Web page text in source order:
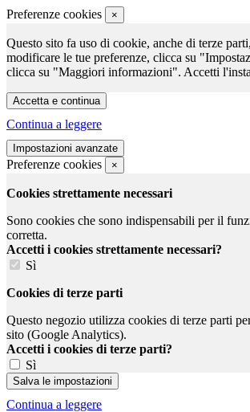
Preferenze cookies ×
Questo sito fa uso di cookie, anche di terze
modificare le tue preferenze, clicca su
clicca su "Maggiori informazioni". Accetti
Continua a leggere
Preferenze cookies ×
Cookies strettamente necessari
Sono cookies che sono indispensabili per il
corretta.
Accetti i cookies strettamente necessari?
Sì
Cookies di terze parti
Questo negozio utilizza cookies di terze parti
sito (Google Analytics).
Accetti i cookies di terze parti?
Sì
Continua a leggere